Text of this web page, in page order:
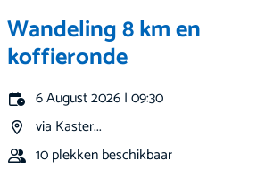
Wandeling 8 km en
koffieronde
6 August 2026 | 09:30
via Kaster...
10 plekken beschikbaar